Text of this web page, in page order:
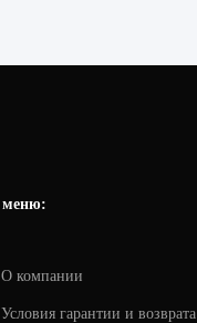
меню:
О компании
Условия гарантии и возврата